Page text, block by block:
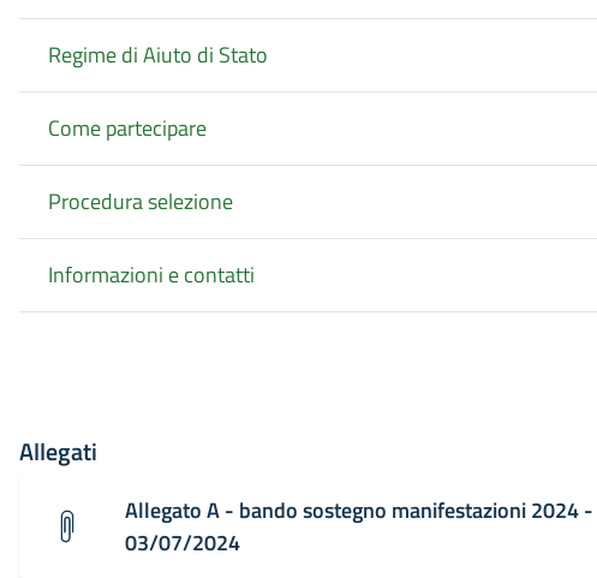
Regime di Aiuto di Stato
Come partecipare
Procedura selezione
Informazioni e contatti
Allegati
Allegato A - bando sostegno manifestazioni 2024
03/07/2024